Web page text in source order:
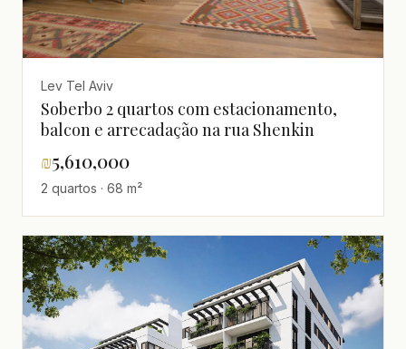
Lev Tel Aviv
Soberbo 2 quartos com estacionamento,
balcon e arrecadação na rua Shenkin
₪5,610,000
2 quartos · 68 m²